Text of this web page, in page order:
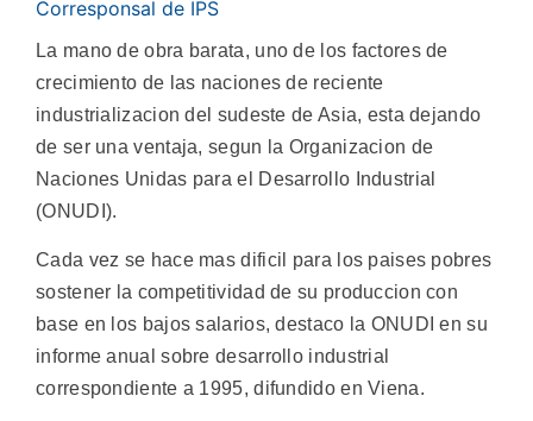
Corresponsal de IPS
La mano de obra barata, uno de los factores de
crecimiento de las naciones de reciente
industrializacion del sudeste de Asia, esta dejando
de ser una ventaja, segun la Organizacion de
Naciones Unidas para el Desarrollo Industrial
(ONUDI).
Cada vez se hace mas dificil para los paises pobres
sostener la competitividad de su produccion con
base en los bajos salarios, destaco la ONUDI en su
informe anual sobre desarrollo industrial
correspondiente a 1995, difundido en Viena.